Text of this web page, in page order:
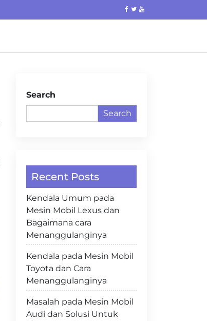
Search
Search
Recent Posts
Kendala Umum pada
Mesin Mobil Lexus dan
Bagaimana cara
Menanggulanginya
Kendala pada Mesin Mobil
Toyota dan Cara
Menanggulanginya
Masalah pada Mesin Mobil
Audi dan Solusi Untuk